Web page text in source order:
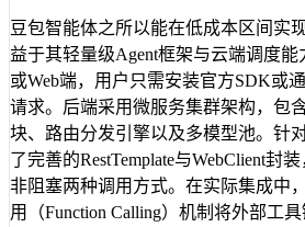
豆包智能体之所以能在低成本区间实
益于其轻量级Agent框架与云端调度
或Web端，用户只需安装官方SDK或
请求。后端采用微服务集群架构，包
块、路由分发引擎以及多模型池。针
了完善的RestTemplate与WebClient封
非阻塞两种调用方式。在实际集成中
用（Function Calling）机制将外部工